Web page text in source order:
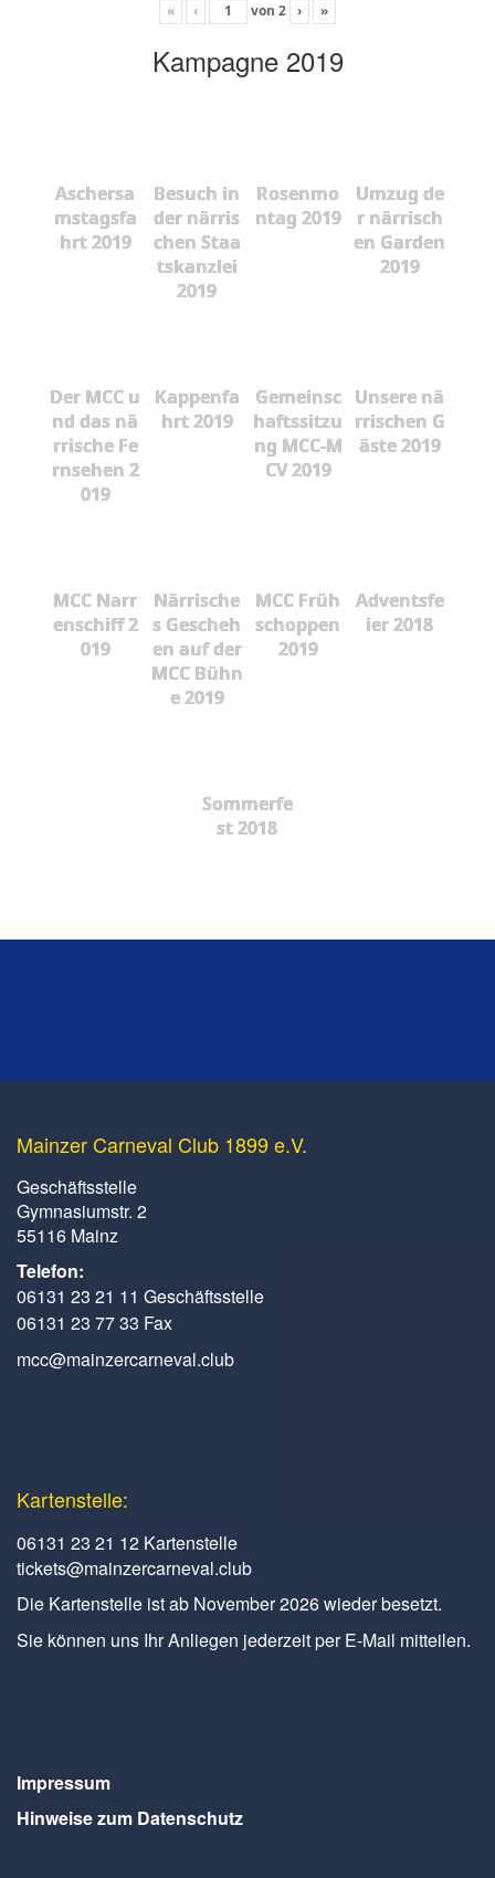
« ‹ von 2 › »
Kampagne 2019
Aschersa
mstagsfa
hrt 2019
Besuch in
der närris
chen Staa
tskanzlei
2019
Rosenmo
ntag 2019
Umzug de
r närrisch
en Garden
2019
Der MCC u
nd das nä
rrische Fe
rnsehen 2
019
Kappenfa
hrt 2019
Gemeinsc
haftssitzu
ng MCC-M
CV 2019
Unsere nä
rrischen G
äste 2019
MCC Narr
enschiff 2
019
Närrische
s Gescheh
en auf der
MCC Bühn
e 2019
MCC Früh
schoppen
2019
Adventsfe
ier 2018
Sommerfe
st 2018
Mainzer Carneval Club 1899 e.V.
Geschäftsstelle
Gymnasiumstr. 2
55116 Mainz
Telefon:
06131 23 21 11 Geschäftsstelle
06131 23 77 33 Fax
mcc@mainzercarneval.club
Kartenstelle:
06131 23 21 12 Kartenstelle
tickets@mainzercarneval.club
Die Kartenstelle ist ab November 2026 wieder besetzt.
Sie können uns Ihr Anliegen jederzeit per E-Mail mitteilen.
Impressum
Hinweise zum Datenschutz